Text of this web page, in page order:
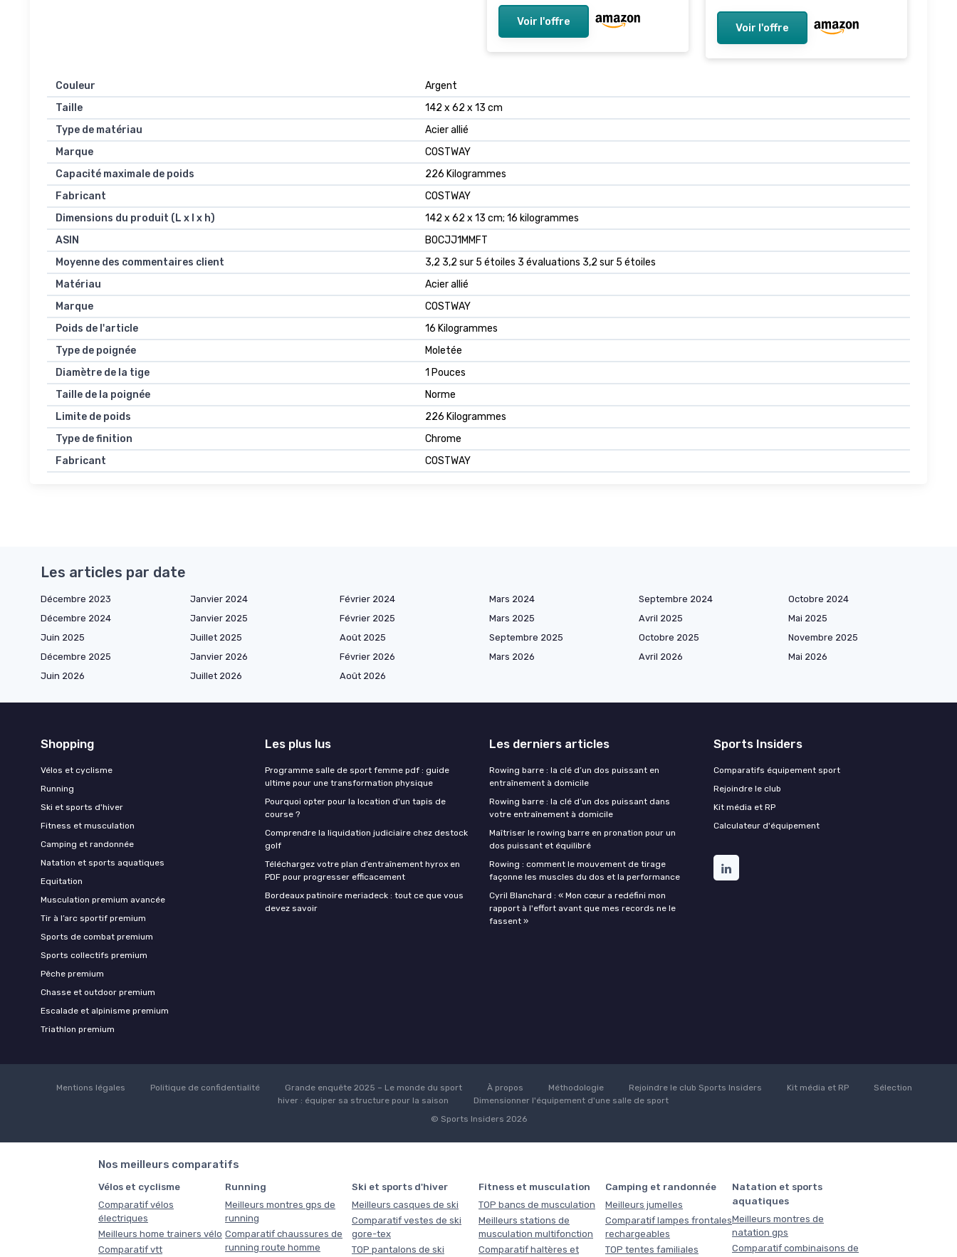
Voir l'offre Voir l'offre
Couleur
‎Argent
Taille
‎142 x 62 x 13 cm
Type de matériau
‎Acier allié
Marque
‎COSTWAY
Capacité maximale de poids
‎226 Kilogrammes
Fabricant
‎COSTWAY
Dimensions du produit (L x l x h)
‎142 x 62 x 13 cm; 16 kilogrammes
ASIN
‎B0CJJ1MMFT
Moyenne des commentaires client
3,2 3,2 sur 5 étoiles 3 évaluations 3,2 sur 5 étoiles
Matériau
Acier allié
Marque
COSTWAY
Poids de l'article
16 Kilogrammes
Type de poignée
Moletée
Diamètre de la tige
1 Pouces
Taille de la poignée
Norme
Limite de poids
226 Kilogrammes
Type de finition
Chrome
Fabricant
COSTWAY
Les articles par date
Décembre 2023 Janvier 2024 Février 2024 Mars 2024 Septembre 2024
Octobre 2024
Décembre 2024
Janvier 2025 Février 2025 Mars 2025 Avril 2025
Mai 2025
Juin 2025
Juillet 2025 Août 2025 Septembre 2025 Octobre 2025
Novembre 2025
Décembre 2025
Janvier 2026 Février 2026 Mars 2026 Avril 2026
Mai 2026
Juin 2026
Juillet 2026 Août 2026
Shopping
Vélos et cyclisme
Running
Ski et sports d'hiver
Fitness et musculation
Camping et randonnée
Natation et sports aquatiques
Equitation
Musculation premium avancée
Tir à l’arc sportif premium
Sports de combat premium
Sports collectifs premium
Pêche premium
Chasse et outdoor premium
Escalade et alpinisme premium
Triathlon premium
Les plus lus
Programme salle de sport femme pdf : guide
ultime pour une transformation physique
Pourquoi opter pour la location d'un tapis de
course ?
Comprendre la liquidation judiciaire chez destock
golf
Téléchargez votre plan d’entraînement hyrox en
PDF pour progresser efficacement
Bordeaux patinoire meriadeck : tout ce que vous
devez savoir
Les derniers articles
Rowing barre : la clé d’un dos puissant en
entraînement à domicile
Rowing barre : la clé d’un dos puissant dans
votre entraînement à domicile
Maîtriser le rowing barre en pronation pour un
dos puissant et équilibré
Rowing : comment le mouvement de tirage
façonne les muscles du dos et la performance
Cyril Blanchard : « Mon cœur a redéfini mon
rapport à l'effort avant que mes records ne le
fassent »
Sports Insiders
Comparatifs équipement sport
Rejoindre le club
Kit média et RP
Calculateur d'équipement
Mentions légales Politique de confidentialité Grande enquête 2025 – Le monde du sport À propos Méthodologie Rejoindre le club Sports Insiders Kit média et RP
Sélection
hiver : équiper sa structure pour la saison
Dimensionner l'équipement d'une salle de sport
© Sports Insiders 2026
Nos meilleurs comparatifs
Vélos et cyclisme
Comparatif vélos
électriques
Meilleurs home trainers vélo
Comparatif vtt
Running
Meilleurs montres gps de
running
Comparatif chaussures de
running route homme
Ski et sports d'hiver
Meilleurs casques de ski
Comparatif vestes de ski
gore-tex
TOP pantalons de ski
Fitness et musculation
TOP bancs de musculation
Meilleurs stations de
musculation multifonction
Comparatif haltères et
Camping et randonnée
Meilleurs jumelles
Comparatif lampes frontales
rechargeables
TOP tentes familiales
Natation et sports
aquatiques
Meilleurs montres de
natation gps
Comparatif combinaisons de